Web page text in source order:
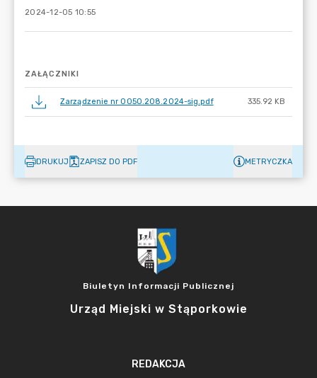
2024-12-05 10:55
ZAŁĄCZNIKI
Zarządzenie nr 0050.208.2024-sig.pdf 335.92 KB
DRUKUJ ZAPISZ DO PDF METRYCZKA
Biuletyn Informacji Publicznej
Urząd Miejski w Stąporkowie
REDAKCJA